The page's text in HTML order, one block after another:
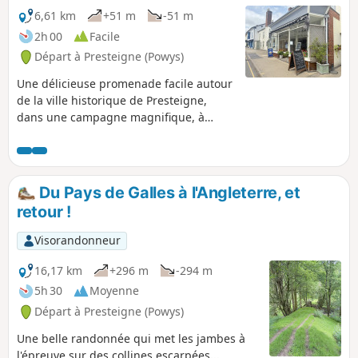
6,61 km
+51 m
-51 m
2h 00
Facile
Départ à Presteigne (Powys)
Une délicieuse promenade facile autour
de la ville historique de Presteigne,
dans une campagne magnifique, à
locaux, et nous avons vu quelques
lapins en chemin. Une partie de
l'itinéraire suit la rivière Lugg (Powys)
sur laquelle on peut se tenir sur un
pont avec un pied en Angleterre et un
pied au Pays de Galles !
Du Pays de Galles à l'Angleterre, et
retour !
Visorandonneur
16,17 km
+296 m
-294 m
5h 30
Moyenne
Départ à Presteigne (Powys)
Une belle randonnée qui met les jambes à